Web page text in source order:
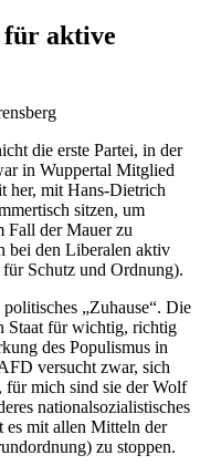
für aktive
die erste Partei, in der
in Wuppertal Mitglied
her, mit Hans-Dietrich
sitzen, um
Fall der Mauer zu
bei den Liberalen aktiv
Schutz und Ordnung).
„Zuhause“. Die
Staat für wichtig, richtig
des Populismus in
versucht zwar, sich
für mich sind sie der Wolf
nationalsozialistisches
es mit allen Mitteln der
zu stoppen.